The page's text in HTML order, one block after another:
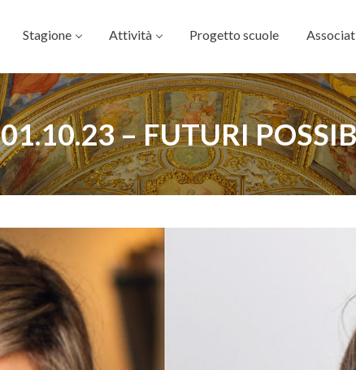
Stagione Attività Progetto scuole
01.10.23 – FUTURI